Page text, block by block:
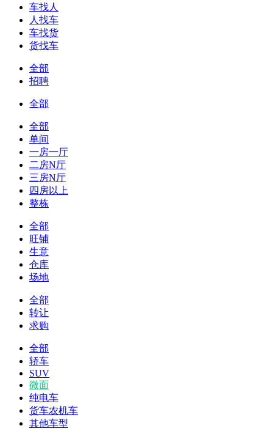
车找人
人找车
车找货
货找车
全部
招聘
全部
全部
单间
一房一厅
二房N厅
三房N厅
四房以上
整栋
全部
旺铺
生意
仓库
场地
全部
转让
求购
全部
轿车
SUV
微面
纯电车
货车农机车
其他车型